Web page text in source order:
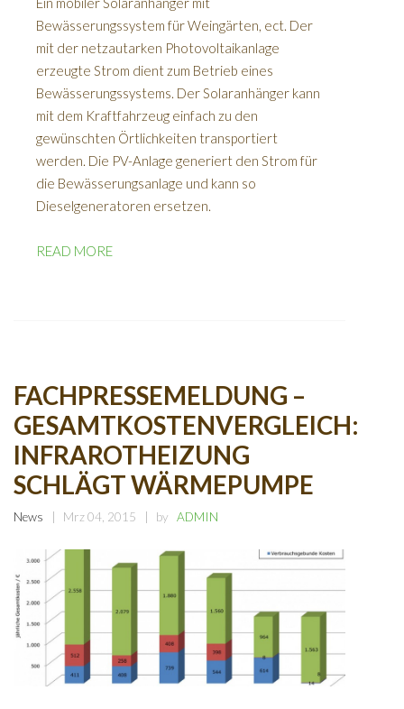
Bewässerungssystem für Weingärten, ect. Der
mit der netzautarken Photovoltaikanlage
erzeugte Strom dient zum Betrieb eines
Bewässerungssystems. Der Solaranhänger kann
mit dem Kraftfahrzeug einfach zu den
gewünschten Örtlichkeiten transportiert
werden. Die PV-Anlage generiert den Strom für
die Bewässerungsanlage und kann so
Dieselgeneratoren ersetzen.
READ MORE
FACHPRESSEMELDUNG –
GESAMTKOSTENVERGLEICH:
INFRAROTHEIZUNG
SCHLÄGT WÄRMEPUMPE
News Mrz 04, 2015 by ADMIN